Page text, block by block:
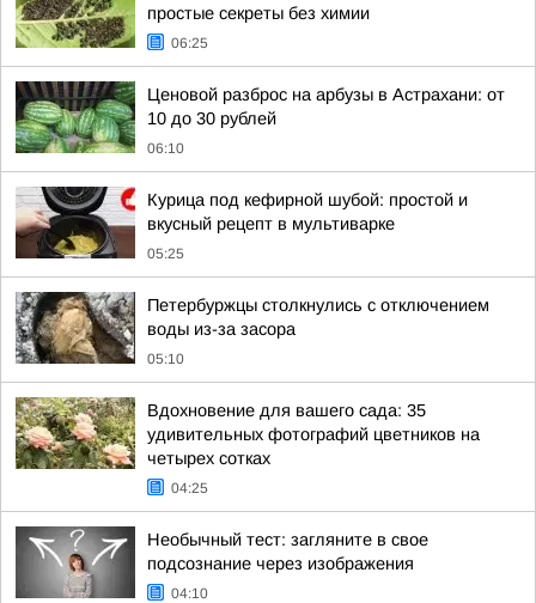
простые секреты без химии
06:25
Ценовой разброс на арбузы в Астрахани: от
10 до 30 рублей
06:10
Курица под кефирной шубой: простой и
вкусный рецепт в мультиварке
05:25
Петербуржцы столкнулись с отключением
воды из-за засора
05:10
Вдохновение для вашего сада: 35
удивительных фотографий цветников на
четырех сотках
04:25
Необычный тест: загляните в свое
подсознание через изображения
04:10